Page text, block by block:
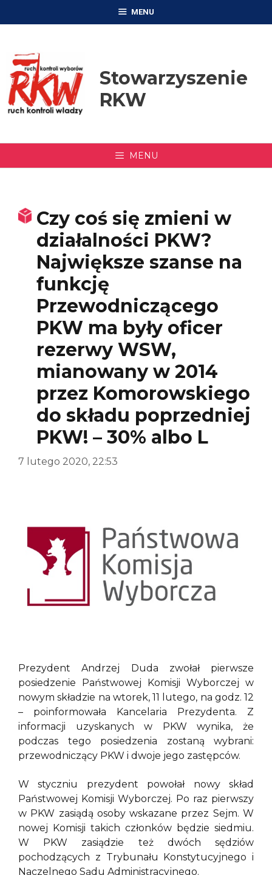
MENU
Stowarzyszenie
RKW
MENU
Czy coś się zmieni w
działalności PKW?
Największe szanse na
funkcję
Przewodniczącego
PKW ma były oficer
rezerwy WSW,
mianowany w 2014
przez Komorowskiego
do składu poprzedniej
PKW! – 30% albo L
7 lutego 2020, 22:53
Prezydent Andrzej Duda zwołał pierwsze
posiedzenie Państwowej Komisji Wyborczej w
nowym składzie na wtorek, 11 lutego, na godz. 12
– poinformowała Kancelaria Prezydenta. Z
informacji uzyskanych w PKW wynika, że
podczas tego posiedzenia zostaną wybrani:
przewodniczący PKW i dwoje jego zastępców.
W styczniu prezydent powołał nowy skład
Państwowej Komisji Wyborczej. Po raz pierwszy
w PKW zasiądą osoby wskazane przez Sejm. W
nowej Komisji takich członków będzie siedmiu.
W PKW zasiądzie też dwóch sędziów
pochodzących z Trybunału Konstytucyjnego i
Naczelnego Sądu Administracyjnego.